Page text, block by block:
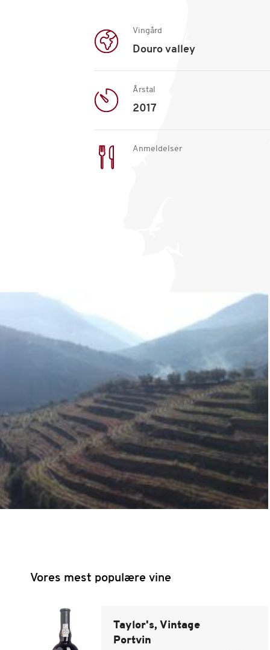
Vingård
Douro valley
Årstal
2017
Anmeldelser
Vores mest populære vine
Taylor's, Vintage
Portvin